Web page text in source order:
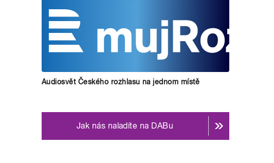
Audiosvět Českého rozhlasu na jednom místě
Jak nás naladíte na DABu